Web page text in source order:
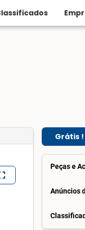
Grátis
Peças e
Anúncios